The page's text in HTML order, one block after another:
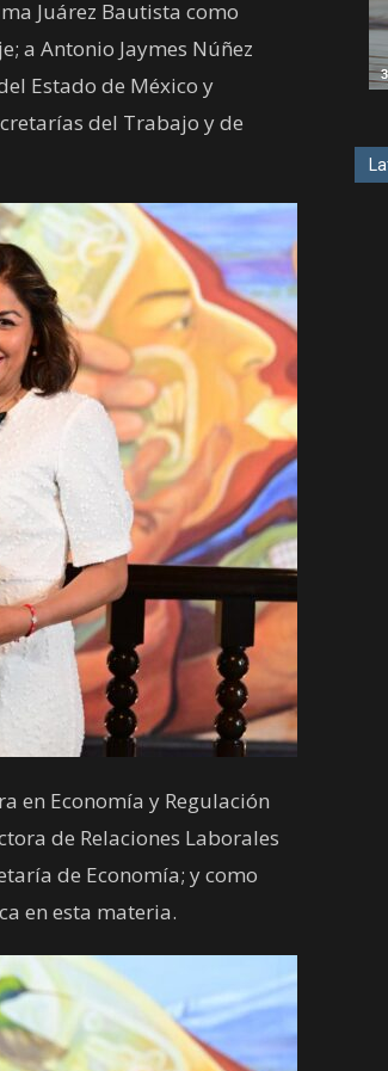
Juárez Bautista como
a Antonio Jaymes Núñez
Estado de México y
del Trabajo y de
en Economía y Regulación
de Relaciones Laborales
de Economía; y como
en esta materia.